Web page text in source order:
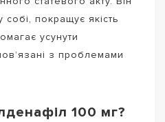
собі, покращує якість
усунути
з проблемами
100 мг?